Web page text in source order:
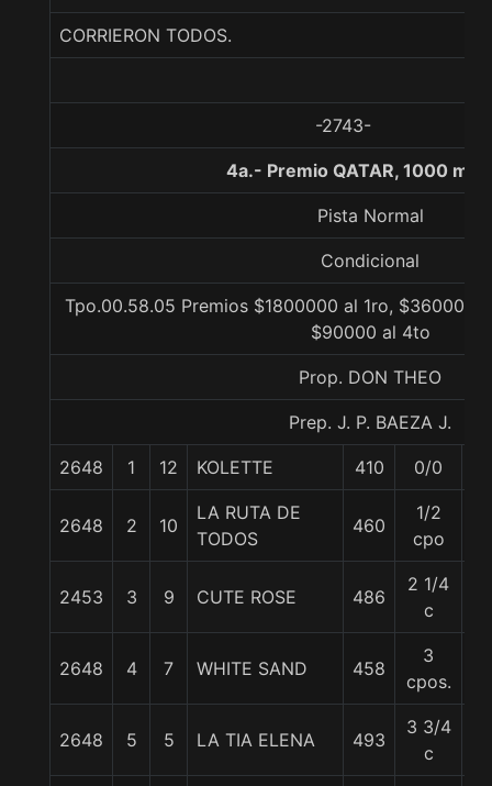
CORRIERON TODOS.
-2743-
4a.- Premio QATAR, 1000
Pista Normal
Condicional
Tpo.00.58.05 Premios $1800000 al 1ro, $360000
$90000 al 4to
Prop. DON THEO
Prep. J. P. BAEZA J.
2648 1 12 KOLETTE 410 0/0
2648 2 10
LA RUTA DE
TODOS
460
1/2
cpo
2453 3 9 CUTE ROSE 486
2 1/4
c
2648 4 7 WHITE SAND 458
3
cpos.
2648 5 5 LA TIA ELENA 493
3 3/4
c